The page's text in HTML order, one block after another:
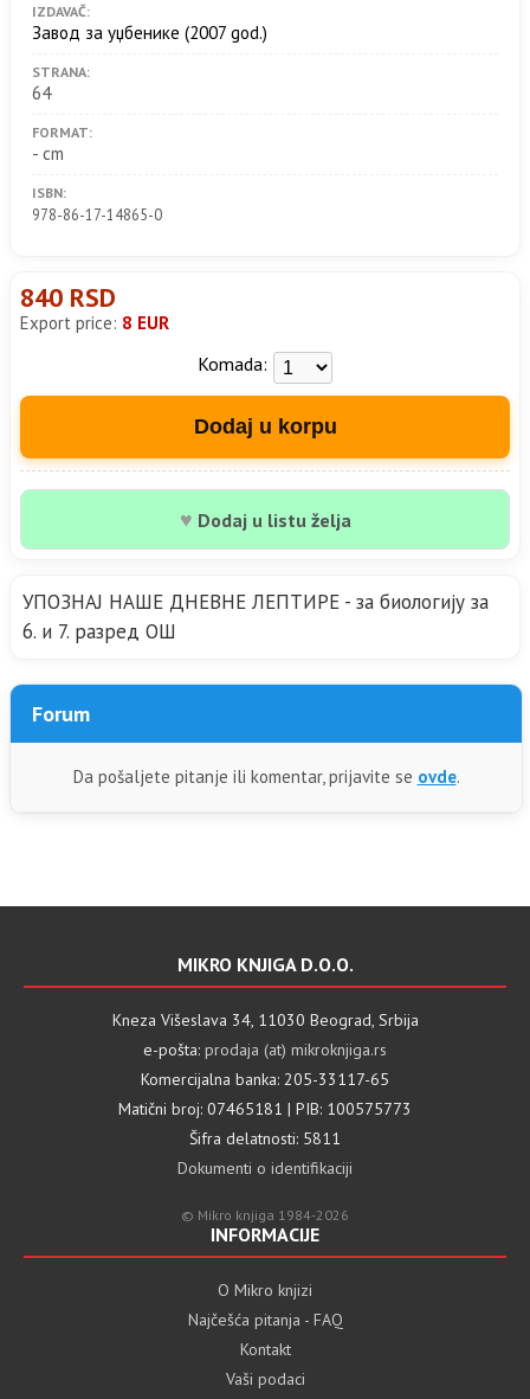
IZDAVAČ:
Завод за уџбенике (2007 god.)
STRANA:
64
FORMAT:
- cm
ISBN:
978-86-17-14865-0
840 RSD
Export price: 8 EUR
Komada:
Dodaj u korpu
♥ Dodaj u listu želja
УПОЗНАЈ НАШЕ ДНЕВНЕ ЛЕПТИРЕ - за биологију за
6. и 7. разред ОШ
Forum
Da pošaljete pitanje ili komentar, prijavite se ovde.
MIKRO KNJIGA D.O.O.
Kneza Višeslava 34, 11030 Beograd, Srbija
e-pošta: prodaja (at) mikroknjiga.rs
Komercijalna banka: 205-33117-65
Matični broj: 07465181 | PIB: 100575773
Šifra delatnosti: 5811
Dokumenti o identifikaciji
© Mikro knjiga 1984-2026
INFORMACIJE
O Mikro knjizi
Najčešća pitanja - FAQ
Kontakt
Vaši podaci